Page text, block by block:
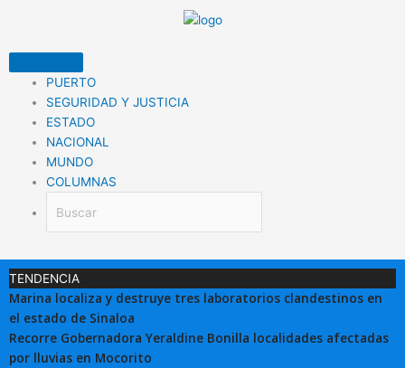
PUERTO
SEGURIDAD Y JUSTICIA
ESTADO
NACIONAL
MUNDO
COLUMNAS
TENDENCIA
Marina localiza y destruye tres laboratorios clandestinos en
el estado de Sinaloa
Recorre Gobernadora Yeraldine Bonilla localidades afectadas
por lluvias en Mocorito